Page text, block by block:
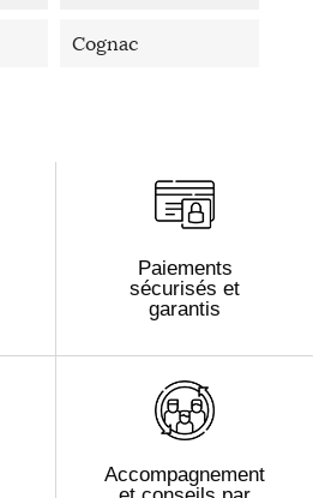
Cognac
Paiements
sécurisés et
garantis
Accompagnement